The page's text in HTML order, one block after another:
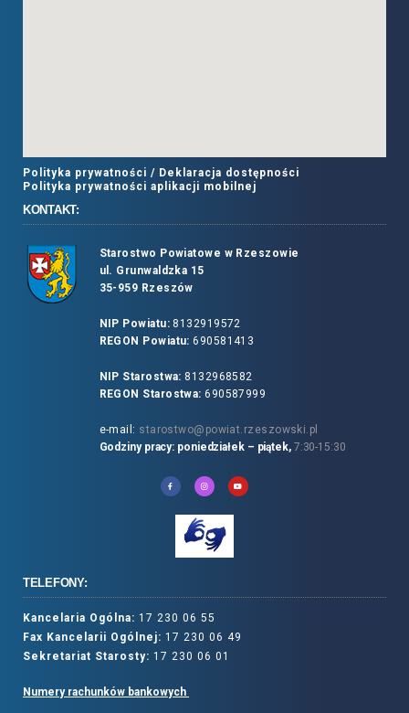
Polityka prywatności / Deklaracja dostępności
Polityka prywatności aplikacji mobilnej
KONTAKT:
Starostwo Powiatowe w Rzeszowie
ul. Grunwaldzka 15
35-959 Rzeszów
NIP Powiatu:8132919572
REGON Powiatu: 690581413
NIP Starostwa: 8132968582
REGON Starostwa: 690587999
e-mail: starostwo@powiat.rzeszowski.pl
Godziny pracy: poniedziałek – piątek, 7:30-15:30
TELEFONY:
Kancelaria Ogólna: 17 230 06 55
Fax Kancelarii Ogólnej: 17 230 06 49
Sekretariat Starosty: 17 230 06 01
Numery rachunków bankowych